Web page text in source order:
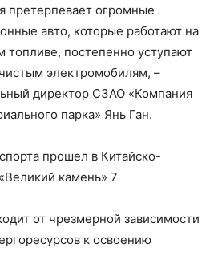
претерпевает огромные
авто, которые работают на
топливе, постепенно уступают
электромобилям, –
директор СЗАО «Компания
парка» Янь Ган.
от чрезмерной зависимости
к освоению